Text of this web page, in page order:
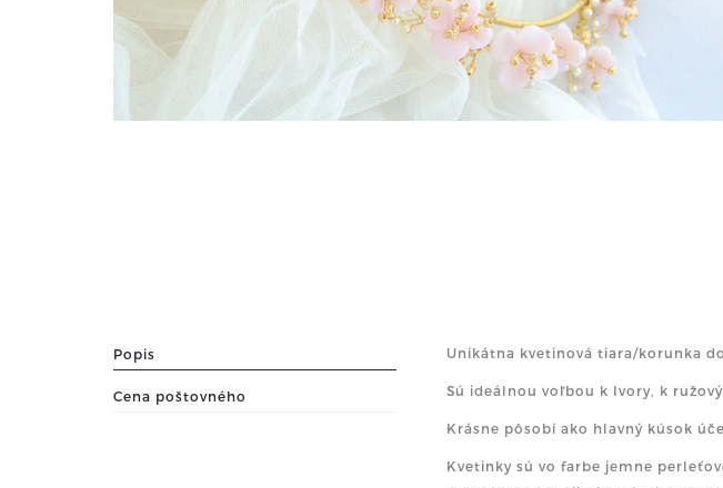
Popis
Cena poštovného
Unikátna kvetinová tiara/korunka
Sú ideálnou voľbou k Ivory, k
Krásne pôsobí ako hlavný kúsok
Kvetinky sú vo farbe jemne